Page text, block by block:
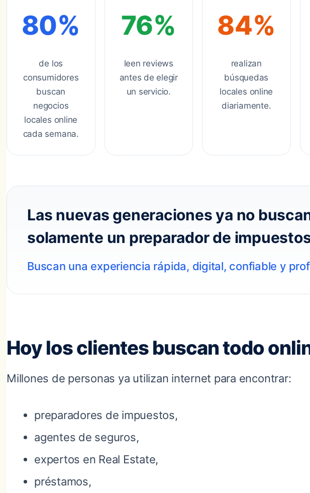
80%
de los
consumidores
buscan
negocios
locales online
cada semana.
76%
leen reviews
antes de elegir
un servicio.
84%
realizan
búsquedas
locales online
diariamente.
Las nuevas generaciones ya no
solamente un preparador de
Buscan una experiencia rápida, digital, confiable y
Hoy los clientes buscan todo
Millones de personas ya utilizan internet para encontrar:
preparadores de impuestos,
agentes de seguros,
expertos en Real Estate,
préstamos,